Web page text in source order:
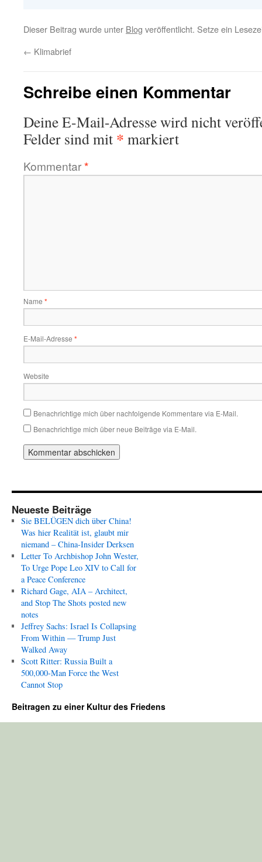
Dieser Beitrag wurde unter Blog veröffentlicht. Setze ein
← Klimabrief
Schreibe einen Kommentar
Deine E-Mail-Adresse wird nicht
Felder sind mit * markiert
Kommentar*
Name *
E-Mail-Adresse *
Website
Benachrichtige mich über nachfolgende Kommentare via E-Mail.
Benachrichtige mich über neue Beiträge via E-Mail.
Neueste Beiträge
Sie BELÜGEN dich über China!
Was hier Realität ist, glaubt mir
niemand – China-Insider Derksen
Letter To Archbishop John Wester,
To Urge Pope Leo XIV to Call for
a Peace Conference
Richard Gage, AIA – Architect,
and Stop The Shots posted new
notes
Jeffrey Sachs: Israel Is Collapsing
From Within — Trump Just
Walked Away
Scott Ritter: Russia Built a
500,000-Man Force the West
Cannot Stop
Beitragen zu einer Kultur des Friedens